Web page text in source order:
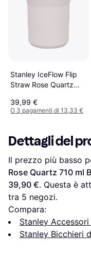
Stanley IceFlow Flip
Straw Rose Quartz
89cl
39,99 €
O 3 pagamenti di 13,33 €
Dettagli del
Il prezzo più basso
Rose Quartz 710 ml
39,90 €. Questa è
tra 5 negozi.
Compara:
Stanley
Stanley Bicchieri